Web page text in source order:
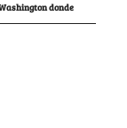
donde